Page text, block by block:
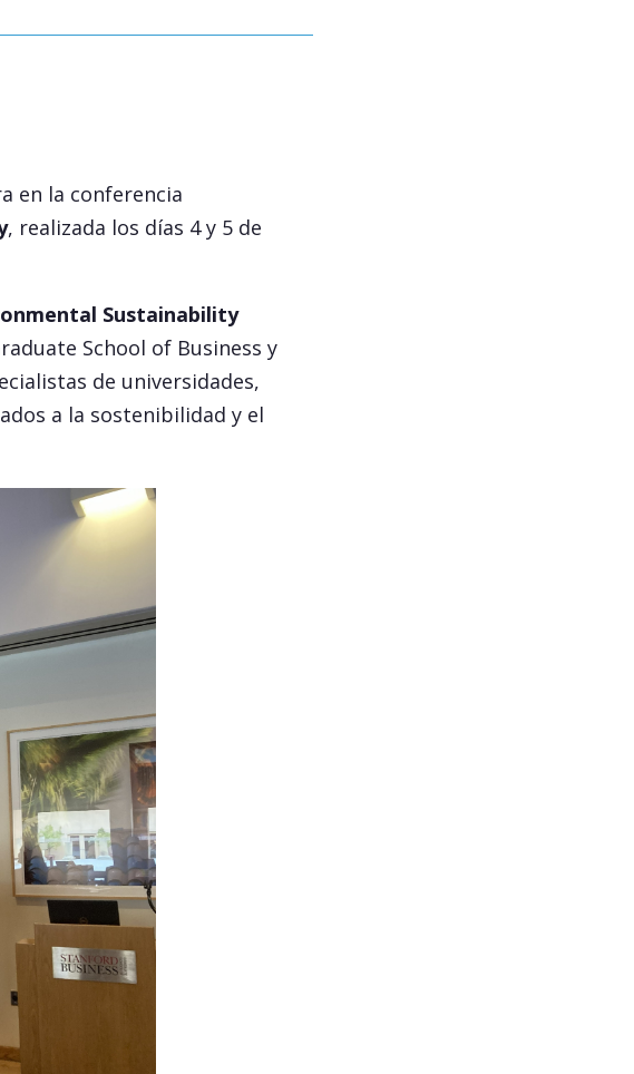
en la conferencia
, realizada los días 4 y 5 de
Sustainability
School of Business y
de universidades,
a la sostenibilidad y el